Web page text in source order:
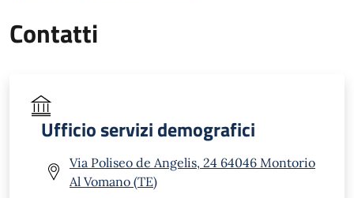
Contatti
Ufficio servizi demografici
Via Poliseo de Angelis, 24 64046 Montorio
Al Vomano (TE)